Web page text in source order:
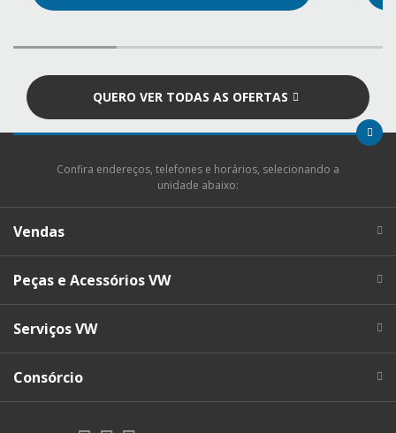
QUERO VER TODAS AS OFERTAS
Confira endereços, telefones e horários, selecionando a
unidade abaixo:
Vendas
Peças e Acessórios VW
Serviços VW
Consórcio